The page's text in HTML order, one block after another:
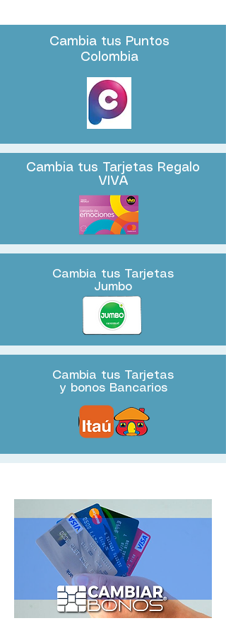
Cambia tus Puntos
Colombia
Cambia tus Tarjetas Regalo
VIVA
Cambia tus Tarjetas
Jumbo
Cambia tus Tarjetas
y bonos Bancarios